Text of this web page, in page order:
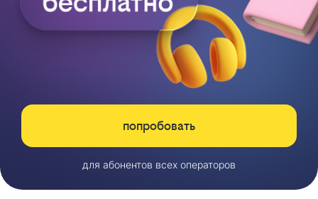
попробовать
для абонентов всех операторов